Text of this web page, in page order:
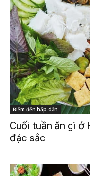
Điểm đến hấp dẫn
Cuối tuần ăn gì ở
đặc sắc